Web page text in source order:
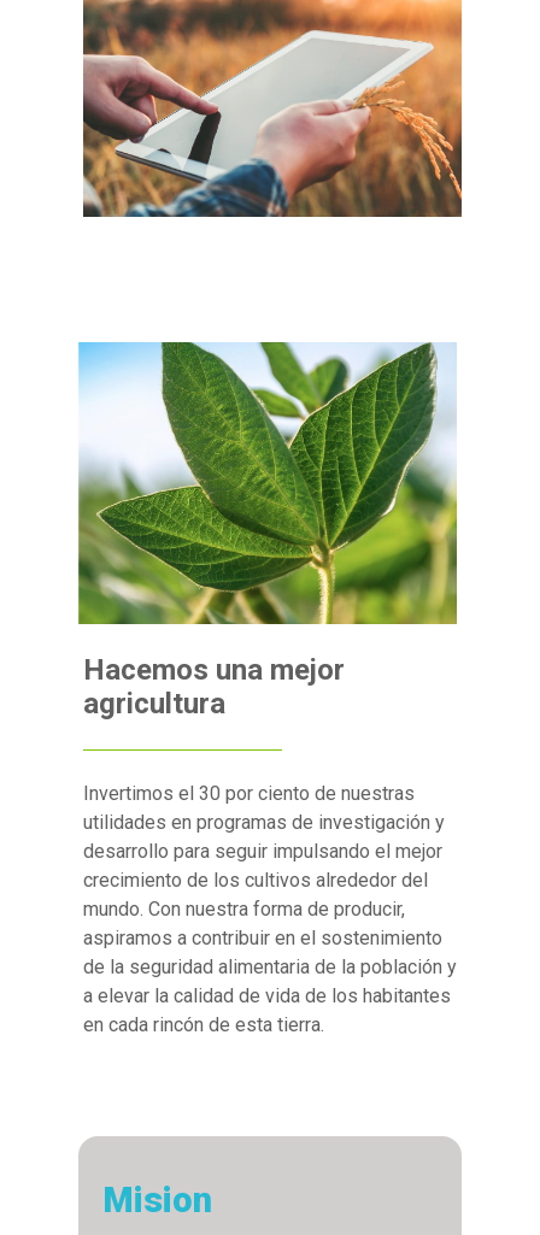
Image
Hacemos una mejor
agricultura
Invertimos el 30 por ciento de nuestras
utilidades en programas de investigación y
desarrollo para seguir impulsando el mejor
crecimiento de los cultivos alrededor del
mundo. Con nuestra forma de producir,
aspiramos a contribuir en el sostenimiento
de la seguridad alimentaria de la población y
a elevar la calidad de vida de los habitantes
en cada rincón de esta tierra.
Mision